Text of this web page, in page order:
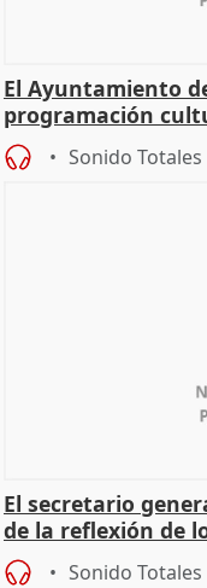
El Ayuntamiento
programación
Sonido Totales
El secretario
de la reflexión de
Sonido Totales